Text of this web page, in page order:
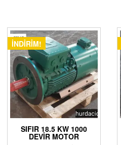
İNDIRIM!
SIFIR 18.5 KW 1000
DEVIR MOTOR